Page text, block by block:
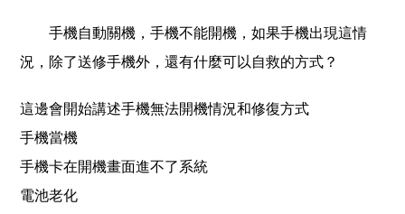
手機自動關機，手機不能開機，如果手機出現這情
況，除了送修手機外，還有什麼可以自救的方式？
這邊會開始講述手機無法開機情況和修復方式
手機當機
手機卡在開機畫面進不了系統
電池老化